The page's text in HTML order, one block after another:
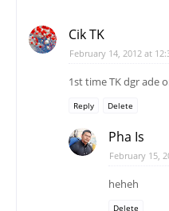
Cik TK
February 14, 2012 at
1st time TK dgr ade
Reply Delete
Pha Is
February 15,
heheh
Delete